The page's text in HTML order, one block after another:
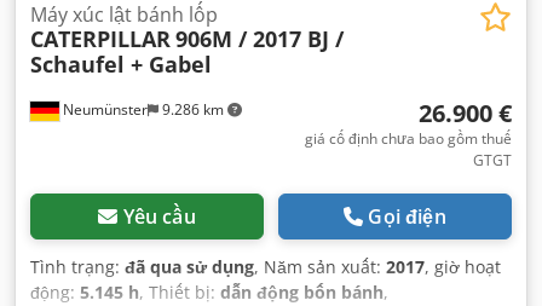
Neumünster 9.286 km
Máy xúc lật bánh lốp
CATERPILLAR906M / 2017 BJ /
Schaufel + Gabel
26.900 €
giá cố định chưa bao gồm thuế
GTGT
Yêu cầu Gọi điện
Tình trạng: đã qua sử dụng, Năm sản xuất: 2017, giờ hoạt
động: 5.145 h, Thiết bị: dẫn động bốn bánh,